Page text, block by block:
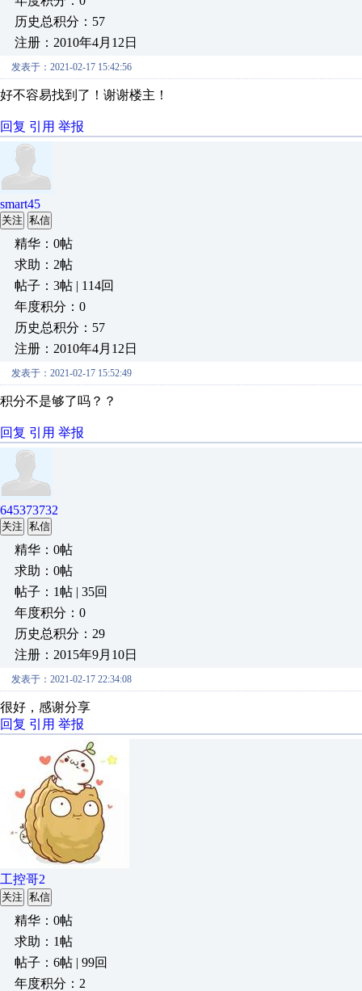
历史总积分：57
注册：2010年4月12日
发表于：2021-02-17 15:42:56
好不容易找到了！谢谢楼主！
回复 引用 举报
smart45
关注 私信
精华：0帖
求助：2帖
帖子：3帖 | 114回
年度积分：0
历史总积分：57
注册：2010年4月12日
发表于：2021-02-17 15:52:49
积分不是够了吗？？
回复 引用 举报
645373732
关注 私信
精华：0帖
求助：0帖
帖子：1帖 | 35回
年度积分：0
历史总积分：29
注册：2015年9月10日
发表于：2021-02-17 22:34:08
很好，感谢分享
回复 引用 举报
工控哥2
关注 私信
精华：0帖
求助：1帖
帖子：6帖 | 99回
年度积分：2